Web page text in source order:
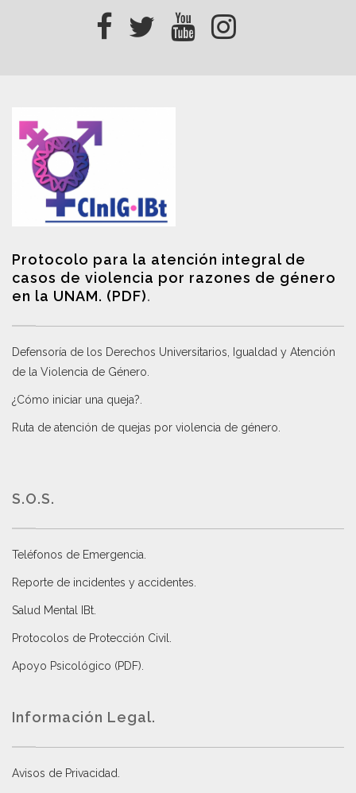
Protocolo para la atención integral de
casos de violencia por razones de género
en la UNAM. (PDF).
Defensoría de los Derechos Universitarios, Igualdad y Atención
de la Violencia de Género
¿Cómo iniciar una queja?
Ruta de atención de quejas por violencia de género
S.O.S.
Teléfonos de Emergencia.
Reporte de incidentes y accidentes
Salud Mental IBt
Protocolos de Protección Civil
Apoyo Psicológico (PDF)
Información Legal.
Avisos de Privacidad